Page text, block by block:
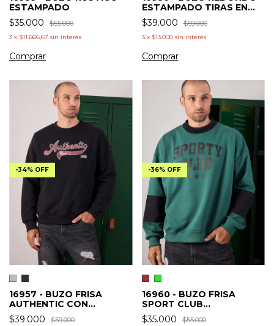
ESTAMPADO
$35.000
$55.000
3 x $11.666,67 sin interés
Comprar
ESTAMPADO TIRAS EN
MANGA
$39.000 $59.000
3 x $13.000 sin interés
Comprar
-34% OFF
16957 - BUZO FRISA
AUTHENTIC CON
BOLSILLOS
$39.000 $59.000
-36% OFF
16960 - BUZO FRISA
SPORT CLUB
COMBINADO
$35.000 $55.000